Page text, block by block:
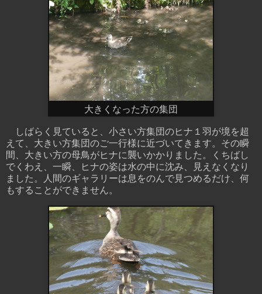
大きくなった方の集団
しばらく見ていると、小さい方集団のヒナ１羽が境を超
えて、大きい方集団のご一行様に近づいてきます。その瞬
間、大きい方の母鳥がヒナに襲いかかりました。くちばし
でくわえ、一瞬、ヒナの姿は水の中に沈み、見えなくなり
ました。人間のギャラリーは息をのんで見つめるだけ、何
もすることができません。